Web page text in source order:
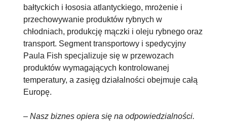
bałtyckich i łososia atlantyckiego, mrożenie i
przechowywanie produktów rybnych w
chłodniach, produkcję mączki i oleju rybnego oraz
transport. Segment transportowy i spedycyjny
Paula Fish specjalizuje się w przewozach
produktów wymagających kontrolowanej
temperatury, a zasięg działalności obejmuje całą
Europę.
– Nasz biznes opiera się na odpowiedzialności.